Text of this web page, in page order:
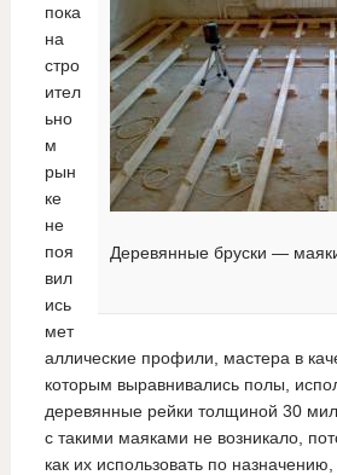
Деревянные бруски —
пока
на
стро
ител
ьно
м
рын
ке
не
поя
вил
ись
мет
аллические профили, мастера в
которым выравнивались полы,
деревянные рейки толщиной 30
с такими маяками не возникало,
как их использовать по